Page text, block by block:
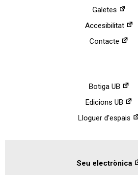
Galetes
Accesibilitat
Contacte
Botiga UB
Edicions UB
Lloguer d'espais
Seu electrònica